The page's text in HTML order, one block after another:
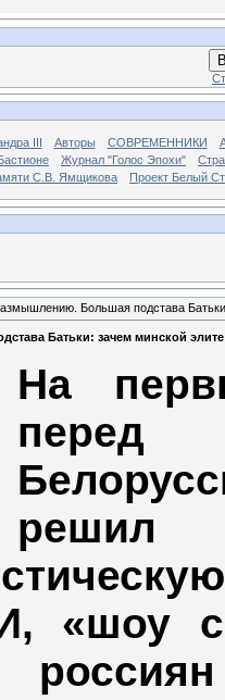
III Авторы СОВРЕМЕННИКИ
Журнал "Голос Эпохи"
С.В. Ямщикова Проект Белый
Большая подстава
Батьки: зачем минской
На
перед
«шоу